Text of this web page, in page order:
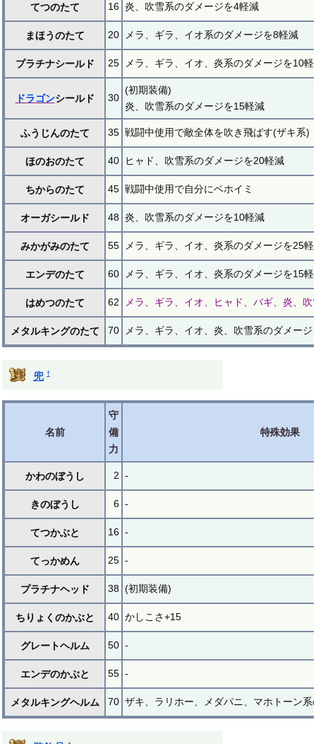
てつのたて 16 炎、吹雪系のダメージを4軽減
まほうのたて 20 メラ、ギラ、イオ系のダメージを8軽減
プラチナシールド 25 メラ、ギラ、イオ、炎系のダメージを10軽
ドラゴンシールド 30
(初期装備)
炎、吹雪系のダメージを15軽減
ふうじんのたて 35 戦闘中使用で敵全体を吹き飛ばす(ザキ系)
ほのおのたて 40 ヒャド、吹雪系のダメージを20軽減
ちからのたて 45 戦闘中使用で自分にベホイミ
オーガシールド 48 炎、吹雪系のダメージを10軽減
みかがみのたて 55 メラ、ギラ、イオ、炎系のダメージを25軽
エンデのたて 60 メラ、ギラ、イオ、炎系のダメージを15軽
はめつのたて 62 メラ、ギラ、イオ、ヒャド、バギ、炎、
メタルキングのたて 70 メラ、ギラ、イオ、炎、吹雪系のダメージ
兜 †
名前
守
備
力
特殊効果
かわのぼうし 2 -
きのぼうし 6 -
てつかぶと 16 -
てっかめん 25 -
プラチナヘッド 38 (初期装備)
ちりょくのかぶと 40 かしこさ+15
グレートヘルム 50 -
エンデのかぶと 55 -
メタルキングヘルム 70 ザキ、ラリホー、メダパニ、マホトーン